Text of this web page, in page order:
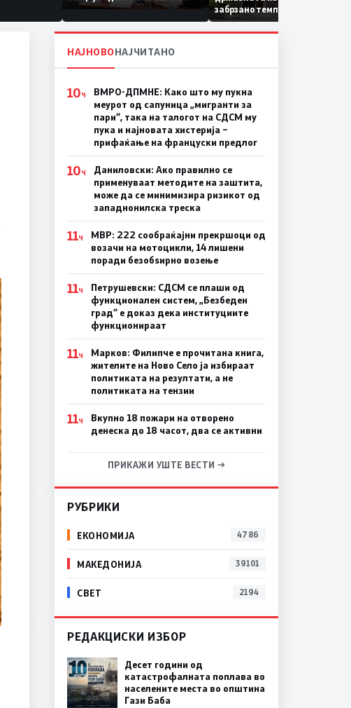
Коридор 8, Македонија
станува раскрсница на
Балканот
забрзано темпо
НАЈНОВОНАЈЧИТАНО
10Ч
ВМРО-ДПМНЕ: Како што му пукна
меурот од сапуница „мигранти за
пари“, така на талогот на СДСМ му
пука и најновата хистерија –
прифаќање на француски предлог
10Ч
Даниловски: Ако правилно се
применуваат методите на заштита,
може да се минимизира ризикот од
западнонилска треска
11Ч
МВР: 222 сообраќајни прекршоци од
возачи на мотоцикли, 14 лишени
поради безобѕирно возење
11Ч
Петрушевски: СДСМ се плаши од
функционален систем, „Безбеден
град“ е доказ дека институциите
функционираат
11Ч
Марков: Филипче е прочитана книга,
жителите на Ново Село ја избираат
политиката на резултати, а не
политиката на тензии
11Ч
Вкупно 18 пожари на отворено
денеска до 18 часот, два се активни
ПРИКАЖИ УШТЕ ВЕСТИ →
РУБРИКИ
ЕКОНОМИЈА 4786
МАКЕДОНИЈА 39101
СВЕТ 2194
РЕДАКЦИСКИ ИЗБОР
Десет години од
катастрофалната поплава во
населените места во општина
Гази Баба